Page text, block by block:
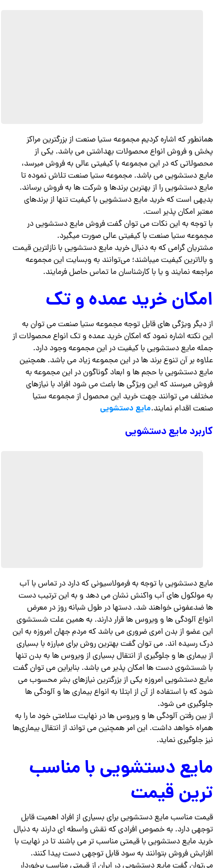
همانطور که اشاره کردیم مجموعه ستیا صنعت از بزرگترین مراکز
پخش و فروش انواع محصولات بهداشتی می باشد. یکی از
محصولاتی که در این مجموعه با کیفیتی عالی به فروش میرسد،
مایع دستشویی می باشد. مجموعه ستیا صنعت تلاش نموده تا
مایع دستشویی را از بهترین برندها و شرکت ها به فروش برساند.
بدیهی است که خرید مایع دستشویی با کیفیت تنها از برندهای
معتبر امکان پذیر است.
با توجه به این نکات می توان گفت فروش مایع دستشویی در
مجموعه ستیا صنعت با کیفیتی عالی صورت میگیرد.
مشتریان گرامی که به دنبال خرید مایع دستشویی با نازلترین قیمت
و بالاترین کیفیت میباشند؛ می‌توانند به وبسایت این مجموعه
مراجعه نمایند و یا با کارشناسان ما تماس حاصل فرمایند.
امکان خرید عمده و تک
از دیگر ویژگی های قابل توجه مجموعه ستیا صنعت می ‌توان به
این نکته اشاره نمود که امکان خرید عمده و تک انواع محصولات از
جمله مایع دستشویی با کیفیت در این مجموعه وجود دارد.
علاوه بر آن تنوع برند ها در این مجموعه زیاد می باشد. همچنین
مایع دستشویی با حجم ها و ابعاد گوناگون در این مجموعه به
فروش میرسند که این ویژگی ها باعث می شود افراد با نیازهای
مختلف می توانند جهت خرید این محصول از مجموعه ستیا
صنعت اقدام نمایند.مایع دستشویی
کاربرد مایع دستشویی
مایع دستشویی با توجه به فرمولاسیونی که دارد در تماس با آب
به مولکول های آب واکنش نشان می دهد و به این ترتیب دست
ها ضدعفونی خواهند شد. دستها در طول شبانه روز در معرض
انواع آلودگی ها و ویروس ها قرار دارند. به همین علت شستشوی
این عضو از بدن امری ضروری می باشد که مردم جهان امروزه به این
درک رسیده اند. می توان گفت بهترین روش برای مبارزه با بسیاری
از بیماری ها و جلوگیری از انتقال بسیاری از ویروس ها به بدن تنها
با شستشوی دست ها امکان پذیر می باشد. بنابراین می توان گفت
مایع دستشویی امروزه یکی از بزرگترین نیازهای بشر محسوب می
شود که با استفاده از آن از ابتلا به انواع بیماری ها و آلودگی ها
جلوگیری می شود.
از بین رفتن آلودگی ها و ویروس ها در نهایت سلامتی خود ما را به
همراه خواهد داشت. این امر همچنین می تواند از انتقال بیماری‌ها
نیز جلوگیری نماید.
مایع دستشویی با مناسب
ترین قیمت
قیمت مناسب مایع دستشویی برای بسیاری از افراد اهمیت قابل
توجهی دارد. به خصوص افرادی که نقش واسطه ای دارند به دنبال
خرید مایع دستشویی با قیمتی مناسب تر می باشند تا در نهایت با
افزایش فروش بتوانند به سود قابل توجهی دست پیدا کنند.